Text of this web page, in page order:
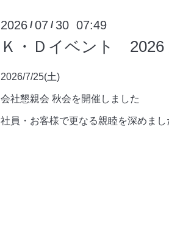
2026 /07 / 30 07:49
Ｋ・Ｄイベント 2026
2026/7/25(土)
会社懇親会 秋会を開催しました
社員・お客様で更なる親睦を深めまし